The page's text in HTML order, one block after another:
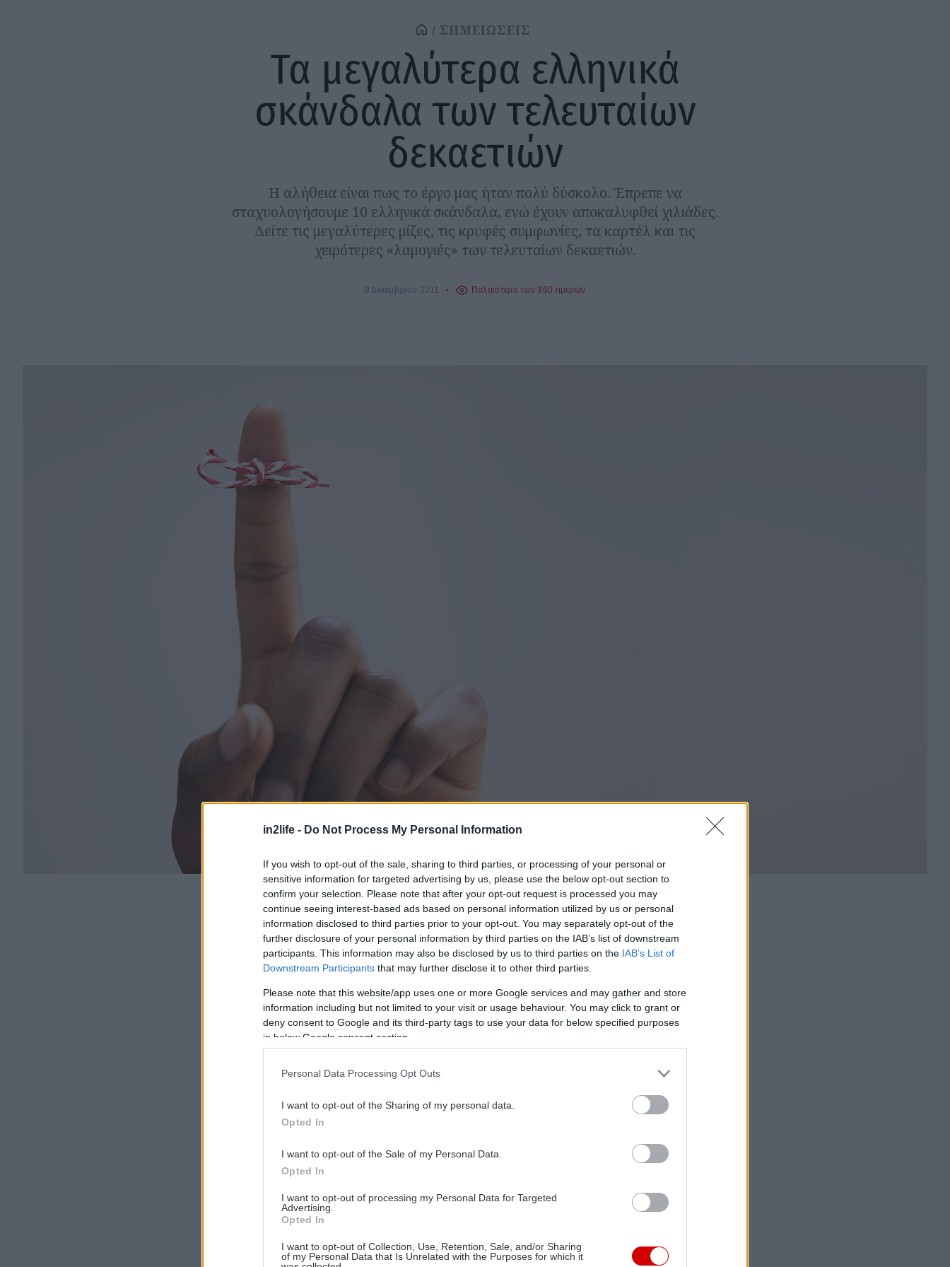
in2life - Do Not Process My Personal Information
If you wish to opt-out of the sale, sharing to third parties, or processing of your personal or
sensitive information for targeted advertising by us, please use the below opt-out section to
confirm your selection. Please note that after your opt-out request is processed you may
continue seeing interest-based ads based on personal information utilized by us or personal
information disclosed to third parties prior to your opt-out. You may separately opt-out of the
further disclosure of your personal information by third parties on the IAB’s list of downstream
participants. This information may also be disclosed by us to third parties on the IAB’s List of
Downstream Participants that may further disclose it to other third parties.
Please note that this website/app uses one or more Google services and may gather and store
information including but not limited to your visit or usage behaviour. You may click to grant or
deny consent to Google and its third-party tags to use your data for below specified purposes
in below Google consent section.
Personal Data Processing Opt Outs
I want to opt-out of the Sharing of my personal data.
Opted In
I want to opt-out of the Sale of my Personal Data.
Opted In
I want to opt-out of processing my Personal Data for Targeted
Advertising.
Opted In
I want to opt-out of Collection, Use, Retention, Sale, and/or Sharing
of my Personal Data that Is Unrelated with the Purposes for which it
ΣΗΜΕΙΩΣΕΙΣ
Τα μεγαλύτερα ελληνικά
σκάνδαλα των τελευταίων
δεκαετιών
Η αλήθεια είναι πως το έργο μας ήταν πολύ δύσκολο. Έπρεπε να
σταχυολογήσουμε 10 ελληνικά σκάνδαλα, ενώ έχουν αποκαλυφθεί χιλιάδες.
Δείτε τις μεγαλύτερες μίζες, τις κρυφές συμφωνίες, τα καρτέλ και τις
χειρότερες «λαμογιές» των τελευταίων δεκαετιών.
9 Δεκεμβρίου 2011 Παλαιότερο των 360 ημερών